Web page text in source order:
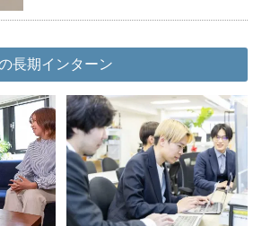
長期インターン